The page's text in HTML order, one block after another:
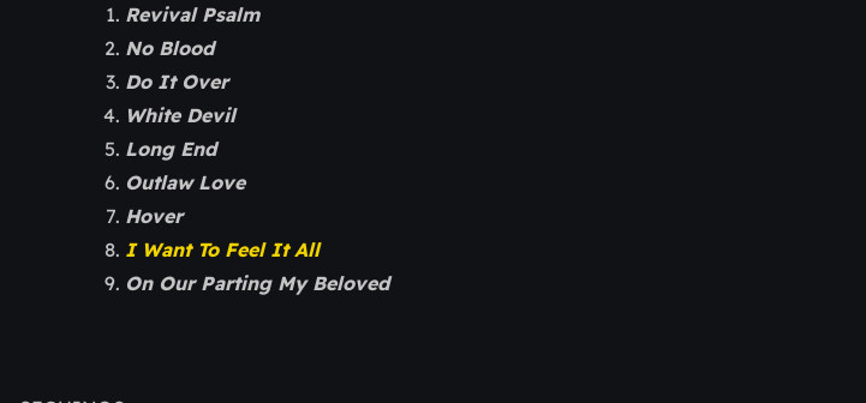
Revival Psalm
No Blood
Do It Over
White Devil
Long End
Outlaw Love
Hover
I Want To Feel It All
On Our Parting My Beloved